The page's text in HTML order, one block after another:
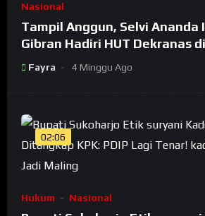
Nasional
Tampil Anggun, Selvi Ananda
Gibran Hadiri HUT Dekranas
Fayra 4 Minggu Ago
02:06
Hukum Nasional